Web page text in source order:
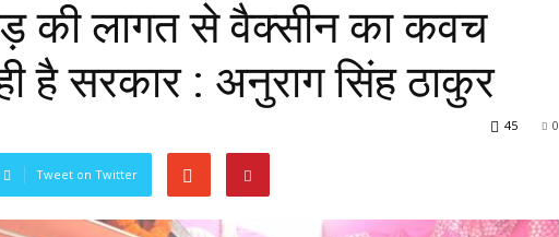
की लागत से वैक्सीन का कवच
है सरकार : अनुराग सिंह ठाकुर
0
45
Tweet on Twitter